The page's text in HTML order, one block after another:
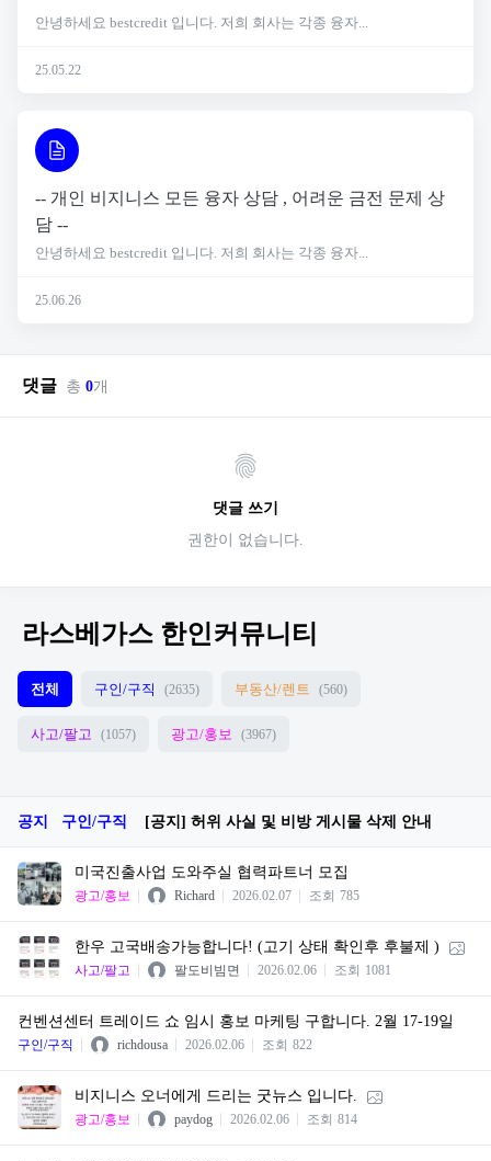
안녕하세요 bestcredit 입니다. 저희 회사는 각종 융자...
25.05.22
-- 개인 비지니스 모든 융자 상담 , 어려운 금전 문제 상
담 --
안녕하세요 bestcredit 입니다. 저희 회사는 각종 융자...
25.06.26
댓글 총 0개
댓글 쓰기
권한이 없습니다.
라스베가스 한인커뮤니티
전체 구인/구직 (2635) 부동산/렌트 (560)
사고/팔고 (1057) 광고/홍보 (3967)
공지 구인/구직 [공지] 허위 사실 및 비방 게시물 삭제 안내
미국진출사업 도와주실 협력파트너 모집
광고/홍보 Richard 2026.02.07 조회 785
한우 고국배송가능합니다! (고기 상태 확인후 후불제 )
사고/팔고 팔도비빔면 2026.02.06 조회 1081
컨벤션센터 트레이드 쇼 임시 홍보 마케팅 구합니다. 2월 17-19일
구인/구직 richdousa 2026.02.06 조회 822
비지니스 오너에게 드리는 굿뉴스 입니다.
광고/홍보 paydog 2026.02.06 조회 814